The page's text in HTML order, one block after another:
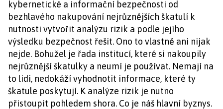
kybernetické a informační bezpečnosti od
bezhlavého nakupování nejrůznějších škatulí k
nutnosti vytvořit analýzu rizik a podle jejího
výsledku bezpečnost řešit. Ono to vlastně ani nijak
nejde. Bohužel je řada institucí, které si nakoupily
nejrůznější škatulky a neumí je používat. Nemají na
to lidi, nedokáží vyhodnotit informace, které ty
škatule poskytují. K analýze rizik je nutno
přistoupit pohledem shora. Co je náš hlavní byznys.